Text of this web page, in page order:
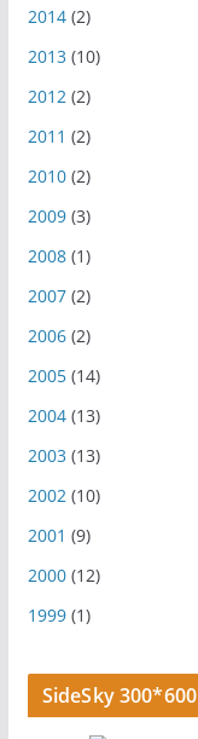
2014(2)
2013 (10)
2012(2)
2011 (2)
2010(2)
2009(3)
2008(1)
2007(2)
2006(2)
2005(14)
2004(13)
2003 (13)
2002(10)
2001 (9)
2000(12)
1999(1)
SideSky 300*600